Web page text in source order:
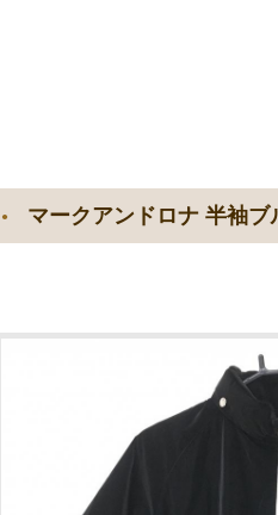
マークアンドロナ 半袖